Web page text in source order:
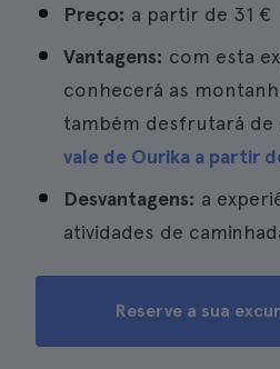
Preço: a partir de 31 €
Vantagens: com esta
conhecerá as
também desfrutará de
vale de Ourika a partir
Desvantagens: a
atividades de
Reserve a sua